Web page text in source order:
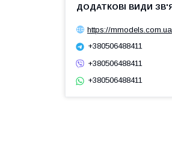
https://mmodels.com.ua
+380506488411
+380506488411
+380506488411